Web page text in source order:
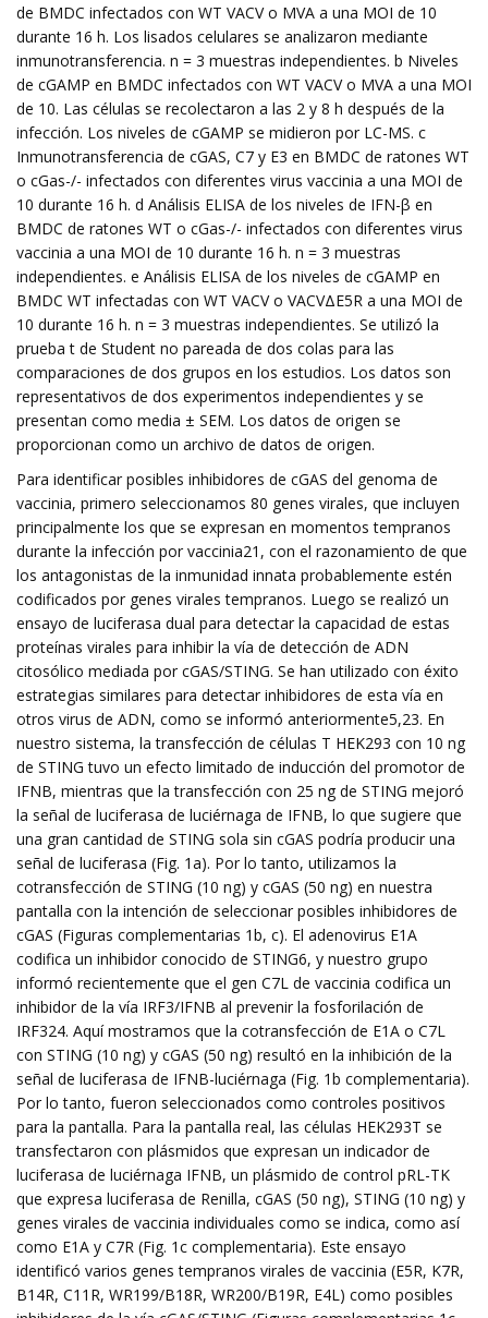
de BMDC infectados con WT VACV o MVA a una MOI de 10
durante 16 h. Los lisados ​​celulares se analizaron mediante
inmunotransferencia. n = 3 muestras independientes. b Niveles
de cGAMP en BMDC infectados con WT VACV o MVA a una MOI
de 10. Las células se recolectaron a las 2 y 8 h después de la
infección. Los niveles de cGAMP se midieron por LC-MS. c
Inmunotransferencia de cGAS, C7 y E3 en BMDC de ratones WT
o cGas-/- infectados con diferentes virus vaccinia a una MOI de
10 durante 16 h. d Análisis ELISA de los niveles de IFN-β en
BMDC de ratones WT o cGas-/- infectados con diferentes virus
vaccinia a una MOI de 10 durante 16 h. n = 3 muestras
independientes. e Análisis ELISA de los niveles de cGAMP en
BMDC WT infectadas con WT VACV o VACVΔE5R a una MOI de
10 durante 16 h. n = 3 muestras independientes. Se utilizó la
prueba t de Student no pareada de dos colas para las
comparaciones de dos grupos en los estudios. Los datos son
representativos de dos experimentos independientes y se
presentan como media ± SEM. Los datos de origen se
proporcionan como un archivo de datos de origen.
Para identificar posibles inhibidores de cGAS del genoma de
vaccinia, primero seleccionamos 80 genes virales, que incluyen
principalmente los que se expresan en momentos tempranos
durante la infección por vaccinia21, con el razonamiento de que
los antagonistas de la inmunidad innata probablemente estén
codificados por genes virales tempranos. Luego se realizó un
ensayo de luciferasa dual para detectar la capacidad de estas
proteínas virales para inhibir la vía de detección de ADN
citosólico mediada por cGAS/STING. Se han utilizado con éxito
estrategias similares para detectar inhibidores de esta vía en
otros virus de ADN, como se informó anteriormente5,23. En
nuestro sistema, la transfección de células T HEK293 con 10 ng
de STING tuvo un efecto limitado de inducción del promotor de
IFNB, mientras que la transfección con 25 ng de STING mejoró
la señal de luciferasa de luciérnaga de IFNB, lo que sugiere que
una gran cantidad de STING sola sin cGAS podría producir una
señal de luciferasa (Fig. 1a). Por lo tanto, utilizamos la
cotransfección de STING (10 ng) y cGAS (50 ng) en nuestra
pantalla con la intención de seleccionar posibles inhibidores de
cGAS (Figuras complementarias 1b, c). El adenovirus E1A
codifica un inhibidor conocido de STING6, y nuestro grupo
informó recientemente que el gen C7L de vaccinia codifica un
inhibidor de la vía IRF3/IFNB al prevenir la fosforilación de
IRF324. Aquí mostramos que la cotransfección de E1A o C7L
con STING (10 ng) y cGAS (50 ng) resultó en la inhibición de la
señal de luciferasa de IFNB-luciérnaga (Fig. 1b complementaria).
Por lo tanto, fueron seleccionados como controles positivos
para la pantalla. Para la pantalla real, las células HEK293T se
transfectaron con plásmidos que expresan un indicador de
luciferasa de luciérnaga IFNB, un plásmido de control pRL-TK
que expresa luciferasa de Renilla, cGAS (50 ng), STING (10 ng) y
genes virales de vaccinia individuales como se indica, como así
como E1A y C7R (Fig. 1c complementaria). Este ensayo
identificó varios genes tempranos virales de vaccinia (E5R, K7R,
B14R, C11R, WR199/B18R, WR200/B19R, E4L) como posibles